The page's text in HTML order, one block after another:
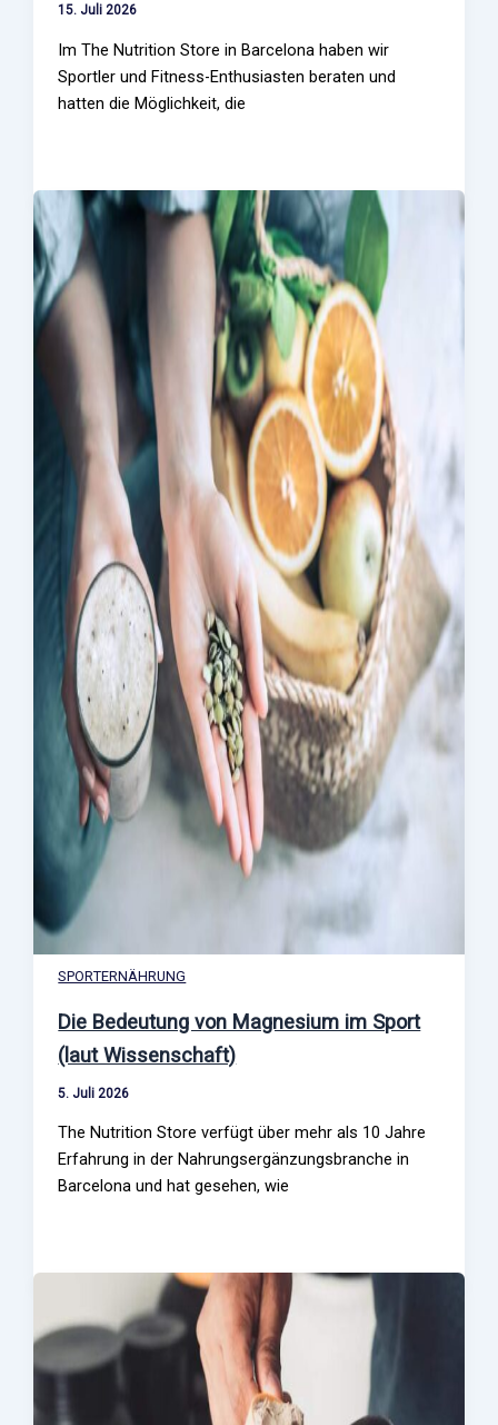
15. Juli 2026
Im The Nutrition Store in Barcelona haben wir
Sportler und Fitness-Enthusiasten beraten und
hatten die Möglichkeit, die
SPORTERNÄHRUNG
Die Bedeutung von Magnesium im Sport
(laut Wissenschaft)
5. Juli 2026
The Nutrition Store verfügt über mehr als 10 Jahre
Erfahrung in der Nahrungsergänzungsbranche in
Barcelona und hat gesehen, wie